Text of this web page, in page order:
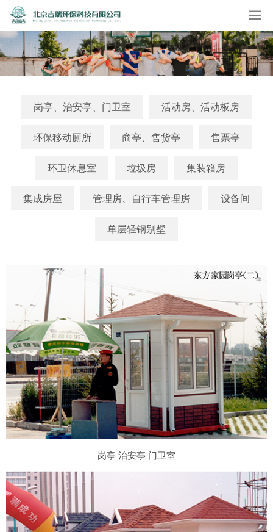
岗亭、治安亭、门卫室 活动房、活动板房
环保移动厕所 商亭、售货亭 售票亭
环卫休息室 垃圾房 集装箱房
集成房屋 管理房、自行车管理房 设备间
单层轻钢别墅
岗亭 治安亭 门卫室